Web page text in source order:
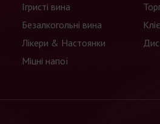
Ігристі вина
Безалкогольні вина
Лікери & Настоянки
Міцні напої